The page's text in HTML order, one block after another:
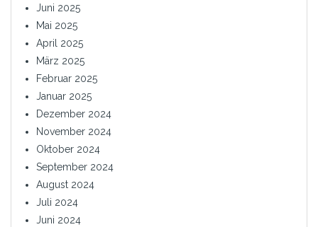
Juni 2025
Mai 2025
April 2025
März 2025
Februar 2025
Januar 2025
Dezember 2024
November 2024
Oktober 2024
September 2024
August 2024
Juli 2024
Juni 2024